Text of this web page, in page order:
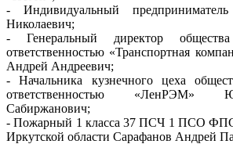
- Индивидуальный
Николаевич;
- Генеральный директор
ответственностью «Транспортная
Андрей Андреевич;
- Начальника кузнечного цеха
ответственностью «ЛенРЭМ»
Сабиржанович;
- Пожарный 1 класса 37 ПСЧ 1 ПСО
Иркутской области Сарафанов Андрей